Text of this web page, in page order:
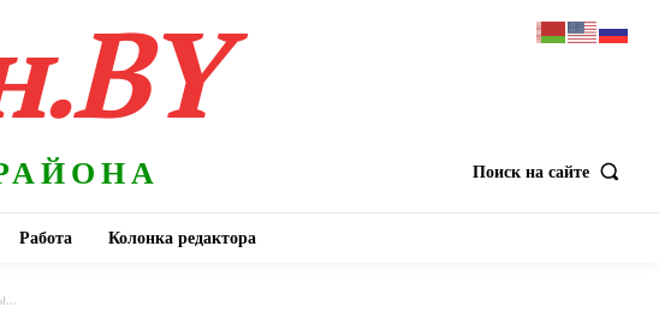
Поиск на сайте
Работа Колонка редактора